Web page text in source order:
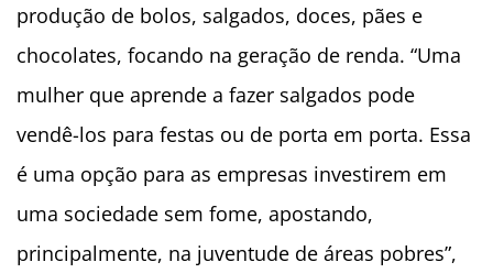
produção de bolos, salgados, doces, pães e
chocolates, focando na geração de renda. “Uma
mulher que aprende a fazer salgados pode
vendê-los para festas ou de porta em porta. Essa
é uma opção para as empresas investirem em
uma sociedade sem fome, apostando,
principalmente, na juventude de áreas pobres”,